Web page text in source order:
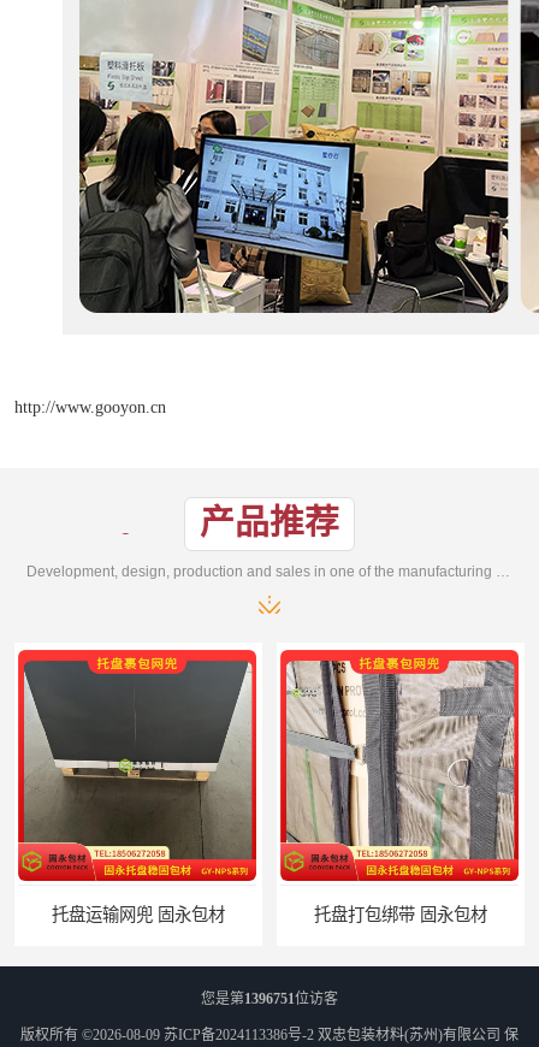
http://www.gooyon.cn
产品推荐
托盘打包绑带 固永包材 托盘裹包布兜 固永包材
您是第1396751位访客
版权所有 ©2026-08-09 苏ICP备2024113386号-2 双忠包装材料(苏州)有限公司 保